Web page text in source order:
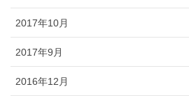
2017年10月
2017年9月
2016年12月